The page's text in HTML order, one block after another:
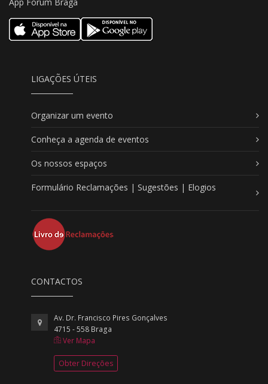
LIGAÇÕES ÚTEIS
Organizar um evento
Conheça a agenda de eventos
Os nossos espaços
Formulário Reclamações | Sugestões | Elogios
CONTACTOS
Av. Dr. Francisco Pires Gonçalves
4715 - 558 Braga
Ver Mapa
Obter Direções